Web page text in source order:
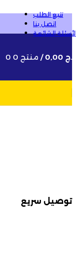
تتبع الطلب
اتصل بنا
الشائعة
0 0 منتج /
توصيل سريع